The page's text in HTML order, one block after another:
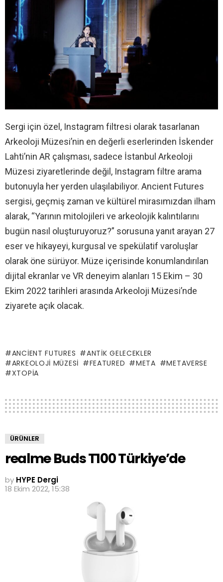
Sergi için özel, Instagram filtresi olarak tasarlanan
Arkeoloji Müzesi’nin en değerli eserlerinden İskender
Lahti’nin AR çalışması, sadece İstanbul Arkeoloji
Müzesi ziyaretlerinde değil, Instagram filtre arama
butonuyla her yerden ulaşılabiliyor. Ancient Futures
sergisi, geçmiş zaman ve kültürel mirasımızdan ilham
alarak, “Yarının mitolojileri ve arkeolojik kalıntılarını
bugün nasıl oluşturuyoruz?” sorusuna yanıt arayan 27
eser ve hikayeyi, kurgusal ve spekülatif varoluşlar
olarak öne sürüyor. Müze içerisinde konumlandırılan
dijital ekranlar ve VR deneyim alanları 15 Ekim – 30
Ekim 2022 tarihleri arasında Arkeoloji Müzesi’nde
ziyarete açık olacak.
ANCIENT FUTURES
ANTIK GELECEKLER
ARKEOLOJI MÜZESI
FEATURED META
METAVERSE
XTOPIA
ÜRÜNLER
realme Buds T100 Türkiye’de
by HYPE Dergi
18 Ekim 2022, 15:38